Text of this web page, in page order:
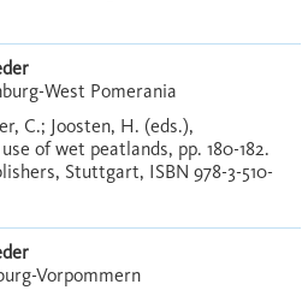
West Pomerania
C.; Joosten, H. (eds.),
of wet peatlands, pp. 180-182.
Stuttgart, ISBN 978-3-510-
Vorpommern